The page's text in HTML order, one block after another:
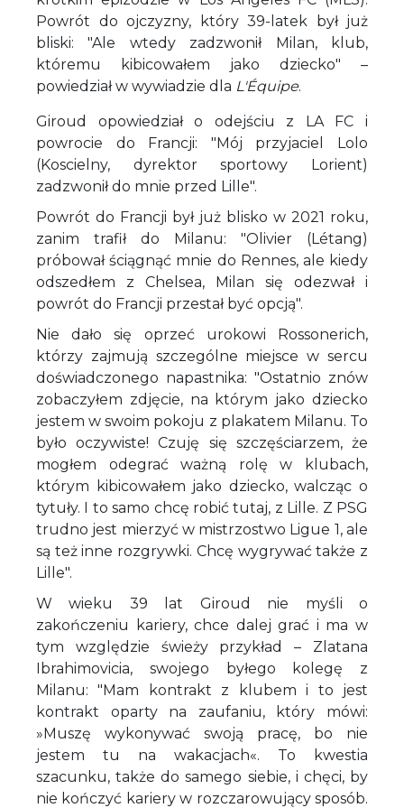
Powrót do ojczyzny, który 39-latek był już
bliski: "Ale wtedy zadzwonił Milan, klub,
któremu kibicowałem jako dziecko" –
powiedział w wywiadzie dla L'Équipe.
Giroud opowiedział o odejściu z LA FC i
powrocie do Francji: "Mój przyjaciel Lolo
(Koscielny, dyrektor sportowy Lorient)
zadzwonił do mnie przed Lille".
Powrót do Francji był już blisko w 2021 roku,
zanim trafił do Milanu: "Olivier (Létang)
próbował ściągnąć mnie do Rennes, ale kiedy
odszedłem z Chelsea, Milan się odezwał i
powrót do Francji przestał być opcją".
Nie dało się oprzeć urokowi Rossonerich,
którzy zajmują szczególne miejsce w sercu
doświadczonego napastnika: "Ostatnio znów
zobaczyłem zdjęcie, na którym jako dziecko
jestem w swoim pokoju z plakatem Milanu. To
było oczywiste! Czuję się szczęściarzem, że
mogłem odegrać ważną rolę w klubach,
którym kibicowałem jako dziecko, walcząc o
tytuły. I to samo chcę robić tutaj, z Lille. Z PSG
trudno jest mierzyć w mistrzostwo Ligue 1, ale
są też inne rozgrywki. Chcę wygrywać także z
Lille".
W wieku 39 lat Giroud nie myśli o
zakończeniu kariery, chce dalej grać i ma w
tym względzie świeży przykład – Zlatana
Ibrahimovicia, swojego byłego kolegę z
Milanu: "Mam kontrakt z klubem i to jest
kontrakt oparty na zaufaniu, który mówi:
»Muszę wykonywać swoją pracę, bo nie
jestem tu na wakacjach«. To kwestia
szacunku, także do samego siebie, i chęci, by
nie kończyć kariery w rozczarowujący sposób.